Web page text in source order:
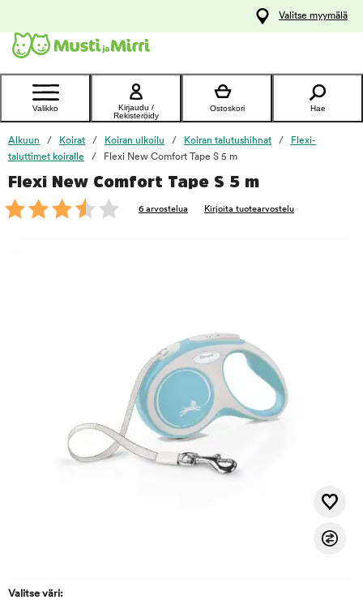
Ota yhteyttä
asiakaspalveluun
Valitse myymälä
Valikko
Kirjaudu /
Rekisteröidy
Ostoskori Hae
Alkuun Koirat Koiran ulkoilu Koiran talutushihnat
Flexi-
taluttimet koiralle
Flexi New Comfort Tape S 5 m
Flexi New Comfort Tape S 5 m
6 arvostelua Kirjoita tuotearvostelu
Valitse väri:
foo